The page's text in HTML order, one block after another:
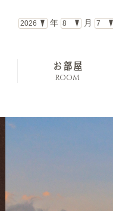
年 月
お部屋
ROOM